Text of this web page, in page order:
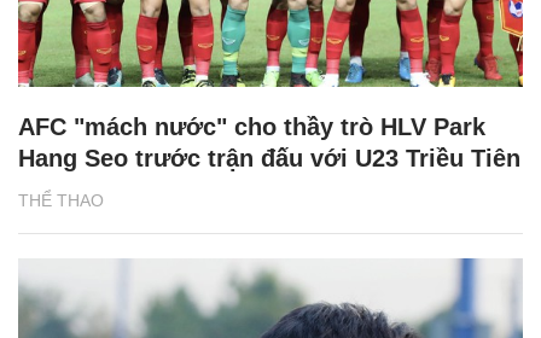
THỂ THAO
AFC "mách nước" cho thầy trò HLV Park
Hang Seo trước trận đấu với U23 Triều Tiên